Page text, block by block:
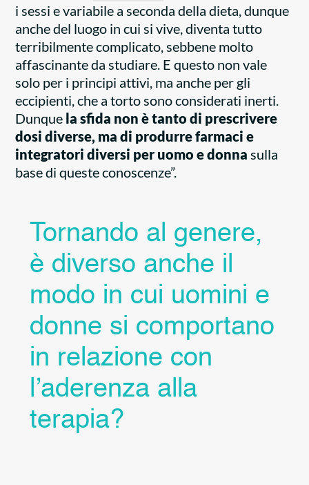
i sessi e variabile a seconda della dieta, dunque
anche del luogo in cui si vive, diventa tutto
terribilmente complicato, sebbene molto
affascinante da studiare. E questo non vale
solo per i principi attivi, ma anche per gli
eccipienti, che a torto sono considerati inerti.
Dunque la sfida non è tanto di prescrivere
dosi diverse, ma di produrre farmaci e
integratori diversi per uomo e donna sulla
base di queste conoscenze”.
Tornando al genere,
è diverso anche il
modo in cui uomini e
donne si comportano
in relazione con
l’aderenza alla
terapia?